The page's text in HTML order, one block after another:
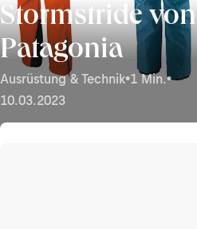
Stormstride von
Patagonia
Ausrüstung & Technik•1 Min.•
10.03.2023